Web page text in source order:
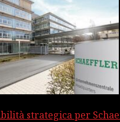
strategica per